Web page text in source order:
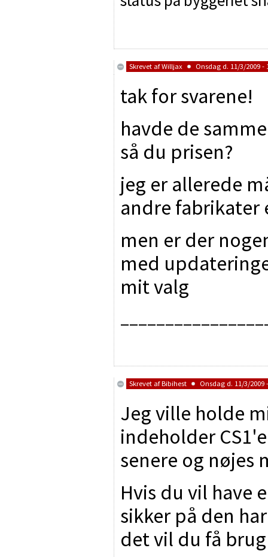
Skrevet afWilljax Onsdag d. 11/3/2009 -
tak for svarene!
havde de
så du prisen?
jeg er allerede
andre fabrikater
men er der
med
mit valg
Skrevet afBibihest Onsdag d. 11/3/2009
Jeg ville holde
indeholder
senere og nøjes
Hvis du vil have
sikker på den
det vil du få